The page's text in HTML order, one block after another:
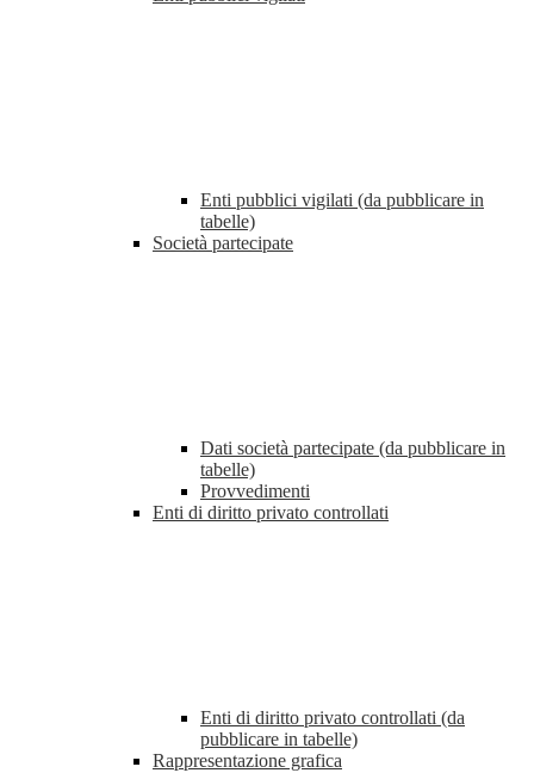
Enti pubblici vigilati (da pubblicare in
tabelle)
Società partecipate
Dati società partecipate (da pubblicare in
tabelle)
Provvedimenti
Enti di diritto privato controllati
Enti di diritto privato controllati (da
pubblicare in tabelle)
Rappresentazione grafica